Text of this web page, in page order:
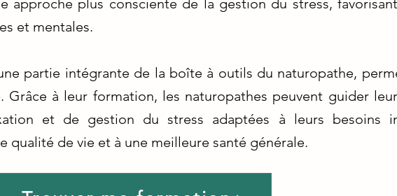
approche plus consciente de la gestion du stress,
et mentales.
partie intégrante de la boîte à outils du naturopathe,
à leur formation, les naturopathes peuvent guider
et de gestion du stress adaptées à leurs besoins
qualité de vie et à une meilleure santé générale.